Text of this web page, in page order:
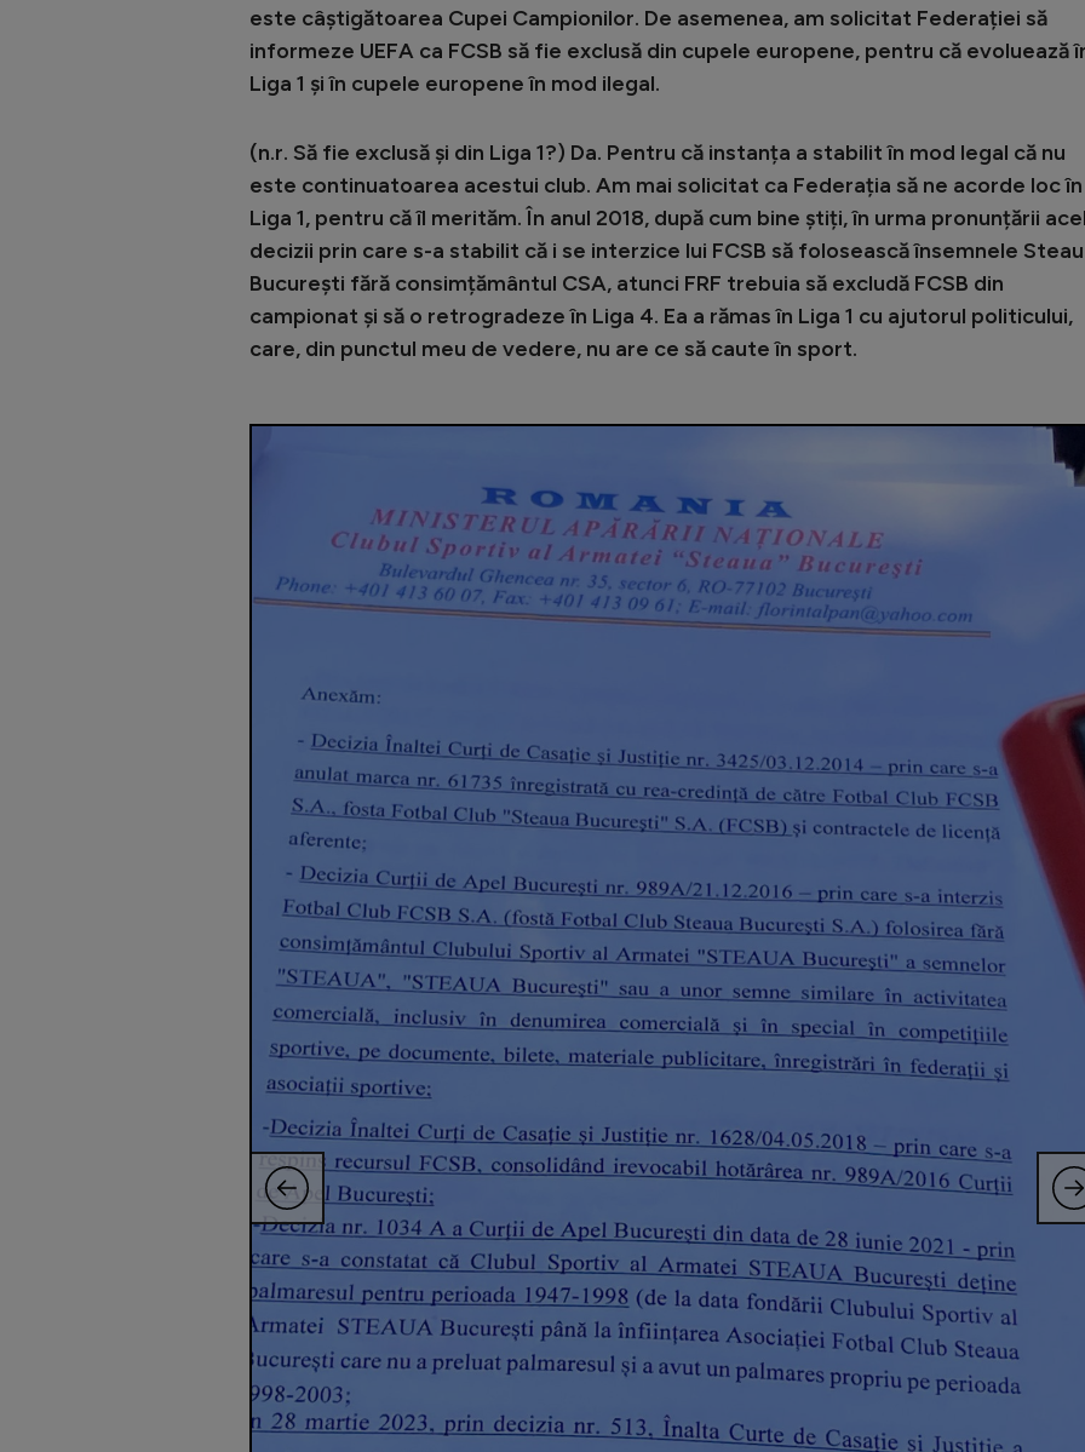
este câștigătoarea Cupei Campionilor. De asemenea, am solicitat Federației să
informeze UEFA ca FCSB să fie exclusă din cupele europene, pentru că evoluează
Liga 1 și în cupele europene în mod ilegal.
(n.r. Să fie exclusă și din Liga 1?) Da. Pentru că instanța a stabilit în mod legal că nu
este continuatoarea acestui club. Am mai solicitat ca Federația să ne acorde loc în
Liga 1, pentru că îl merităm. În anul 2018, după cum bine știți, în urma pronunțării
decizii prin care s-a stabilit că i se interzice lui FCSB să folosească însemnele
București fără consimțământul CSA, atunci FRF trebuia să excludă FCSB din
campionat și să o retrogradeze în Liga 4. Ea a rămas în Liga 1 cu ajutorul politicului,
care, din punctul meu de vedere, nu are ce să caute în sport.